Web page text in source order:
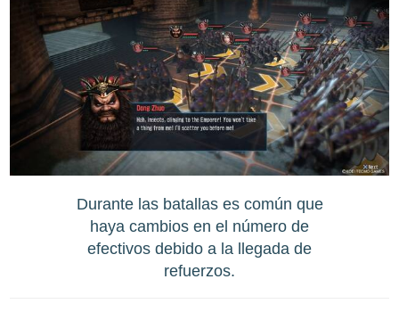
Durante las batallas es común que
haya cambios en el número de
efectivos debido a la llegada de
refuerzos.